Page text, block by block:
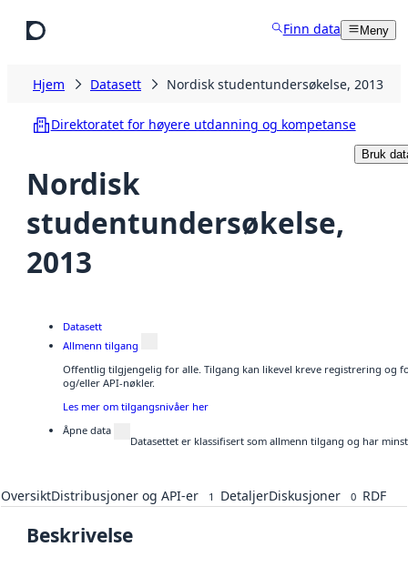
Finn data Meny
Hjem Datasett Nordisk studentundersøkelse, 2013
Direktoratet for høyere utdanning og kompetanse
Nordisk
studentundersøkelse,
2013
Bruk
Datasett
Allmenn tilgang
Offentlig tilgjengelig for alle. Tilgang kan likevel kreve registrering og
og/eller API-nøkler.
Les mer om tilgangsnivåer her
Åpne data
Datasettet er klassifisert som allmenn tilgang og har
OversiktDistribusjoner og API-er 1 DetaljerDiskusjoner 0 RDF
Beskrivelse